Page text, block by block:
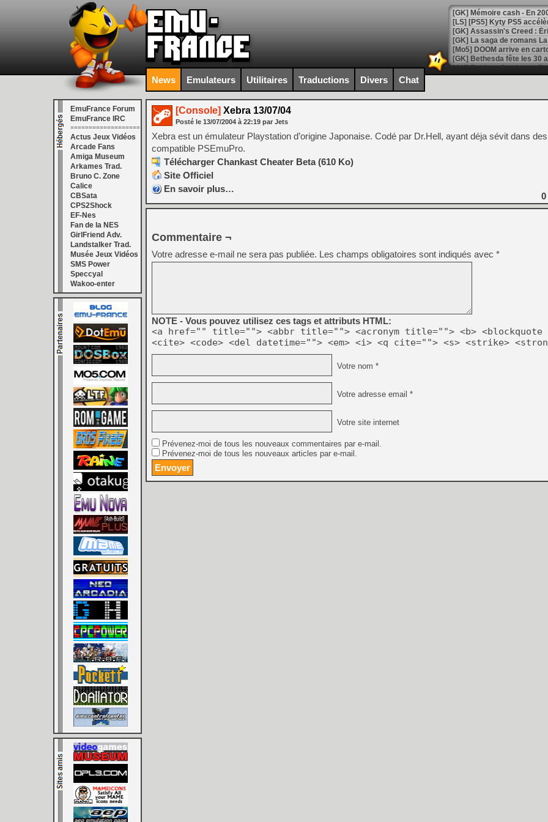
[Mo5] DOOM arrive en
[GK] Bethesda fête les 30
[GK] Roblox : l'action en
[GK] Agenda - GeForce
[LS] [PS5] ps5-y2jb-
[GK] Pourquoi Marvel
[GK] Test : Restory : Chill
[GK] GTA 6 : Rockstar
[GK] Hot Wheels Infinite
[GK] Mémoire cash -
[GK] Résultats Nintendo :
[GK] Déjà des
[Mo5] Brickboy cherche à
[GK] Minecraft et ses «
[GK] Beast of
[GK] Ubisoft : fin de partie
[GK] Mémoire cash -
[GK] Dan Houser (GTA)
[GK] Comment EA Sports
[GK] Crimson Moon : un
[GK] Isle of Reveries : le
[GK] Moonlighter 2 : The
[GK] Capcom relance
[Mo5] Deux inédits du
[GK] Le beat'em up The
[GK] Endless Legend 2 :
[LS] [PS5] Premiers
News Emulateurs Utilitaires Traductions Divers Chat
EmuFrance Forum
EmuFrance IRC
===================
Actus Jeux Vidéos
Arcade Fans
Amiga Museum
Arkames Trad.
Bruno C. Zone
Calice
CBSata
CPS2Shock
EF-Nes
Fan de la NES
GirlFriend Adv.
Landstalker Trad.
Musée Jeux Vidéos
SMS Power
Speccyal
Wakoo-enter
[Console] Xebra 13/07/04
Posté le 13/07/2004 à 22:19 par Jets
Xebra est un émulateur Playstation d’origine Japonaise. Codé par Dr.Hell, ayant déja sévit dans
compatible PSEmuPro.
Télécharger Chankast Cheater Beta (610 Ko)
Site Officiel
En savoir plus…
0
Commentaire ¬
Votre adresse e-mail ne sera pas publiée. Les champs obligatoires sont indiqués avec *
NOTE - Vous pouvez utilisez ces tags et attributs HTML:
<a href="" title=""> <abbr title=""> <acronym title=""> <b> <blockquote
<cite> <code> <del datetime=""> <em> <i> <q cite=""> <s> <strike>
Votre nom *
Votre adresse email *
Votre site internet
Prévenez-moi de tous les nouveaux commentaires par e-mail.
Prévenez-moi de tous les nouveaux articles par e-mail.